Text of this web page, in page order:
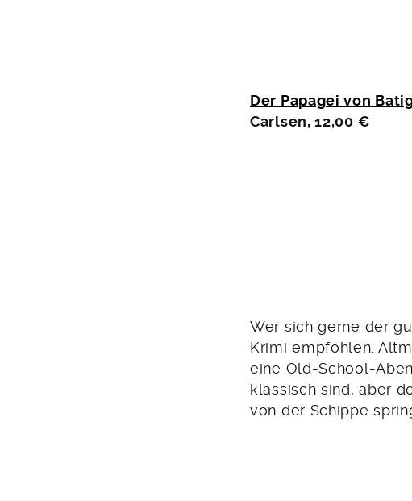
Der Papagei von
Carlsen, 12,00 €
Wer sich gerne der
Krimi empfohlen.
eine Old-School-
klassisch sind, aber
von der Schippe